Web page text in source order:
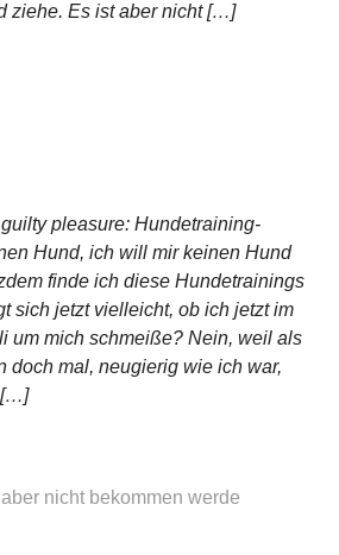
ziehe. Es ist aber nicht […]
pleasure: Hundetraining-
Hund, ich will mir keinen Hund
finde ich diese Hundetrainings
sich jetzt vielleicht, ob ich jetzt im
um mich schmeiße? Nein, weil als
doch mal, neugierig wie ich war,
[…]
nicht bekommen werde